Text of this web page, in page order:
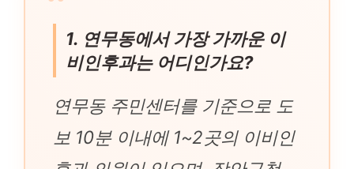
1. 연무동에서 가장 가까운 이
비인후과는 어디인가요?
연무동 주민센터를 기준으로 도
보 10분 이내에 1~2곳의 이비인